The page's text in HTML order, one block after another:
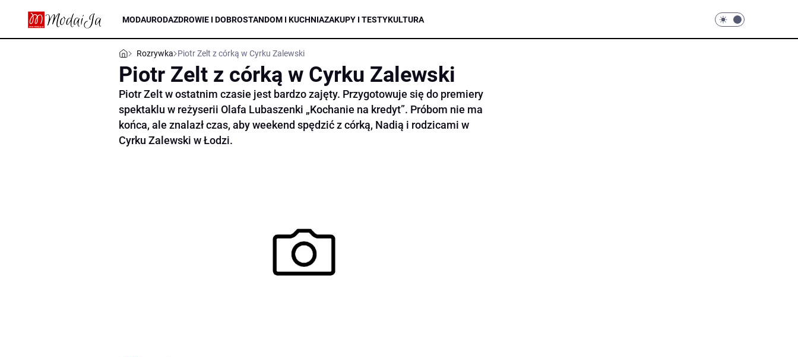
MODAURODAZDROWIE I DOBROSTANDOM I KUCHNIAZAKUPY I TESTYKULTURA
Rozrywka Piotr Zelt z córką w Cyrku Zalewski
Piotr Zelt z córką w Cyrku Zalewski
Piotr Zelt w ostatnim czasie jest bardzo zajęty. Przygotowuje się do premiery
spektaklu w reżyserii Olafa Lubaszenki „Kochanie na kredyt”. Próbom nie ma
końca, ale znalazł czas, aby weekend spędzić z córką, Nadią i rodzicami w
Cyrku Zalewski w Łodzi.